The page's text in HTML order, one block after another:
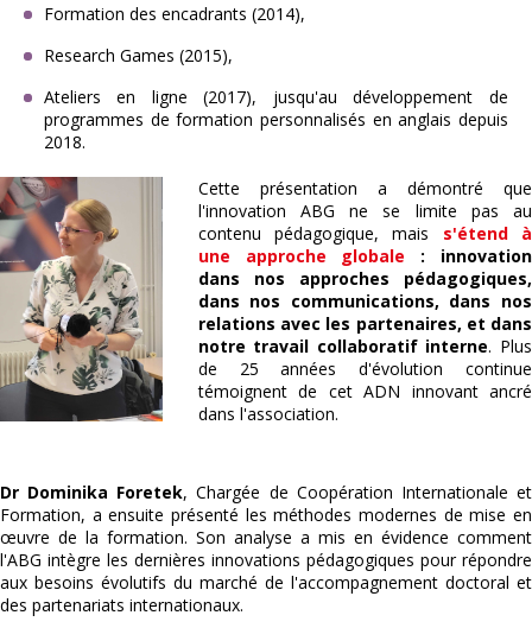
Formation des encadrants (2014),
Research Games (2015),
Ateliers en ligne (2017), jusqu'au développement de
programmes de formation personnalisés en anglais depuis
2018.
Cette présentation a démontré que
l'innovation ABG ne se limite pas au
contenu pédagogique, mais s'étend à
une approche globale : innovation
dans nos approches pédagogiques,
dans nos communications, dans nos
relations avec les partenaires, et dans
notre travail collaboratif interne. Plus
de 25 années d'évolution continue
témoignent de cet ADN innovant ancré
dans l'association.
Dr Dominika Foretek, Chargée de Coopération Internationale et
Formation, a ensuite présenté les méthodes modernes de mise en
œuvre de la formation. Son analyse a mis en évidence comment
l'ABG intègre les dernières innovations pédagogiques pour répondre
aux besoins évolutifs du marché de l'accompagnement doctoral et
des partenariats internationaux.